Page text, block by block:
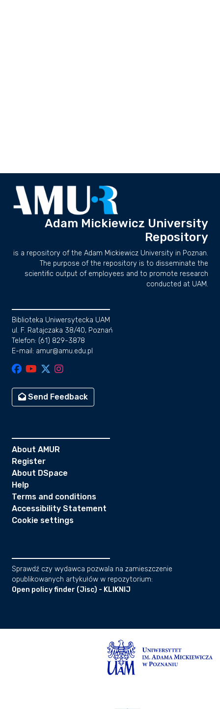
Adam Mickiewicz University
Repository
is a repository of the Adam Mickiewicz University in Poznan.
The purpose of the repository is to disseminate the
scientific output of employees and to promote research
conducted at UAM.
Biblioteka Uniwersytecka UAM
ul. F. Ratajczaka 38/40, Poznań
Telefon: (61) 829-3878
E-mail: amur@amu.edu.pl
Send Feedback
About AMUR
Register
About DSpace
Help
Terms and conditions
Accessibility Statement
Cookie settings
Sprawdź czy wydawca pozwala na zamieszczenie
opublikowanych artykułów w repozytorium:
Open policy finder (Jisc) - KLIKNIJ